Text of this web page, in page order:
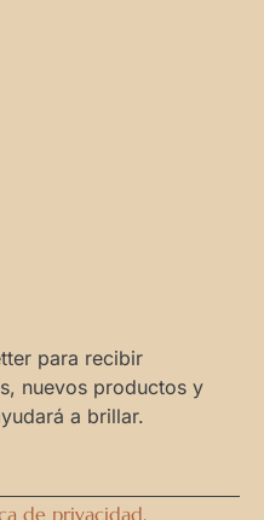
para recibir
nuevos productos y
a brillar.
de privacidad.